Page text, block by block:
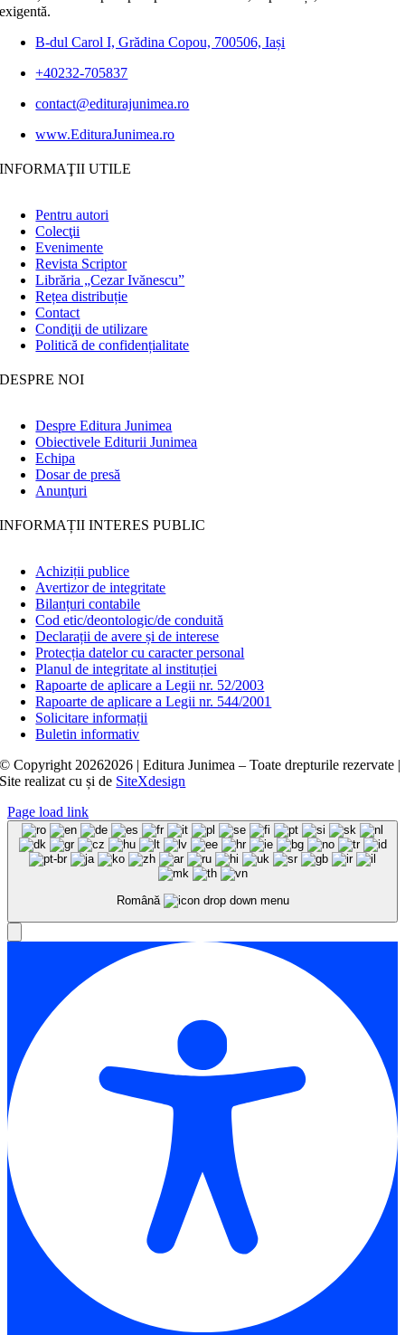
exigentă.
B-dul Carol I, Grădina Copou, 700506, Iași
+40232-705837
contact@editurajunimea.ro
www.EdituraJunimea.ro
INFORMAŢII UTILE
Pentru autori
Colecţii
Evenimente
Revista Scriptor
Librăria „Cezar Ivănescu”
Rețea distribuție
Contact
Condiţii de utilizare
Politică de confidențialitate
DESPRE NOI
Despre Editura Junimea
Obiectivele Editurii Junimea
Echipa
Dosar de presă
Anunţuri
INFORMAȚII INTERES PUBLIC
Achiziții publice
Avertizor de integritate
Bilanțuri contabile
Cod etic/deontologic/de conduită
Declarații de avere și de interese
Protecția datelor cu caracter personal
Planul de integritate al instituției
Rapoarte de aplicare a Legii nr. 52/2003
Rapoarte de aplicare a Legii nr. 544/2001
Solicitare informații
Buletin informativ
© Copyright20262026 | Editura Junimea – Toate drepturile rezervate |
Site realizat cușide SiteXdesign
Page load link
Română